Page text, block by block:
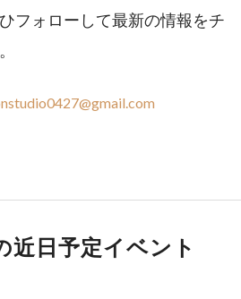
フォローして最新の情報をチ
近日予定イベント